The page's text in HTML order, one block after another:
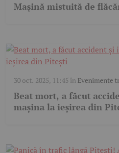
Mașină mistuită de
30 oct. 2025, 11:45 în Evenimente
Beat mort, a făcut
mașina la ieșirea din